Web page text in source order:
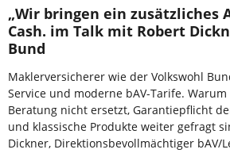
„Wir bringen ein zusätzliches
Cash. im Talk mit Robert
Bund
Maklerversicherer wie der Volkswohl
Service und moderne bAV-Tarife.
Beratung nicht ersetzt, Garantiepflicht
und klassische Produkte weiter gefragt
Dickner, Direktionsbevollmächtiger bAV/